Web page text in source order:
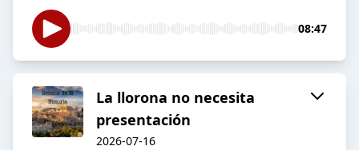
08:47
La llorona no necesita
presentación
2026-07-16